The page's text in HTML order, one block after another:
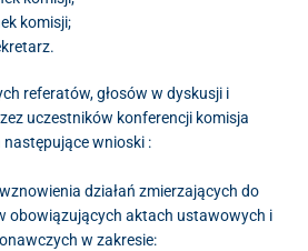
komisji;
referatów, głosów w dyskusji i
uczestników konferencji komisja
wnioski :
działań zmierzających do
obowiązujących aktach ustawowych i
w zakresie: